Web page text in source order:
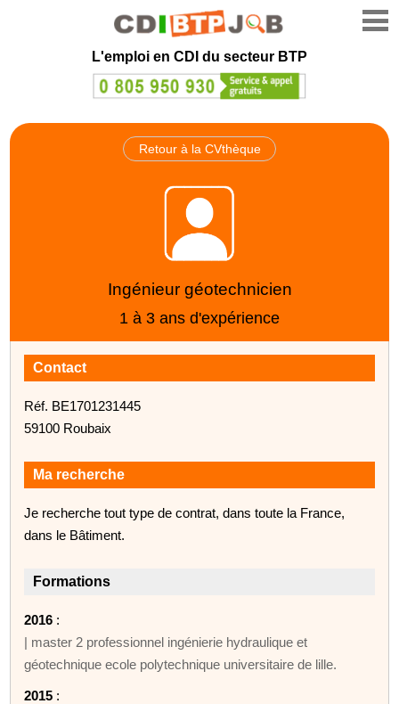
L'emploi en CDI du secteur BTP
Retour à la CVthèque
Ingénieur géotechnicien
1 à 3 ans d'expérience
Contact
Réf. BE1701231445
59100 Roubaix
Ma recherche
Je recherche tout type de contrat, dans toute la France,
dans le Bâtiment.
Formations
2016 :
| master 2 professionnel ingénierie hydraulique et
géotechnique ecole polytechnique universitaire de lille.
2015 :